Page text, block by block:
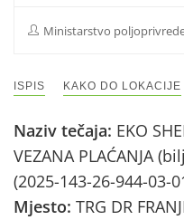
Ministarstvo
ISPIS KAKO DO LOKACIJE
Naziv tečaja: EKO
VEZANA PLAĆANJA
(2025-143-26-944-03-
Mjesto: TRG DR